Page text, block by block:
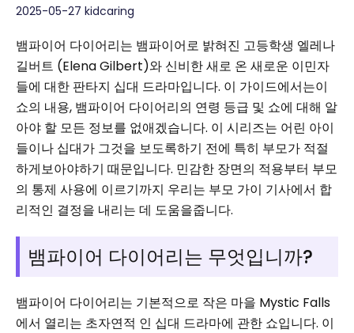
2025-05-27 kidcaring
뱀파이어 다이어리는 뱀파이어로 밝혀진 고등학생 엘레나
길버트 (Elena Gilbert)와 신비한 새로 온 새로운 이민자
들에 대한 판타지 십대 드라마입니다. 이 가이드에서는이
쇼의 내용, 뱀파이어 다이어리의 연령 등급 및 쇼에 대해 알
아야 할 모든 정보를 없애겠습니다. 이 시리즈는 어린 아이
들이나 십대가 그것을 보도록하기 전에 특히 부모가 적절
하게보아야하기 때문입니다. 민감한 장면의 적용부터 부모
의 통제 사용에 이르기까지 우리는 부모 가이 기사에서 합
리적인 결정을 내리는 데 도움을줍니다.
뱀파이어 다이어리는 무엇입니까?
뱀파이어 다이어리는 기본적으로 작은 마을 Mystic Falls
에서 열리는 초자연적 인 십대 드라마에 관한 쇼입니다. 이